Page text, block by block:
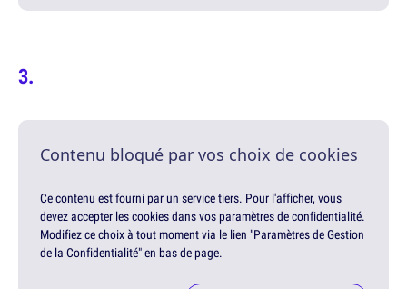
Contenu bloqué par vos choix de cookies
Ce contenu est fourni par un service tiers. Pour l'afficher, vous
devez accepter les cookies dans vos paramètres de confidentialité.
Modifiez ce choix à tout moment via le lien "Paramètres de Gestion
de la Confidentialité" en bas de page.